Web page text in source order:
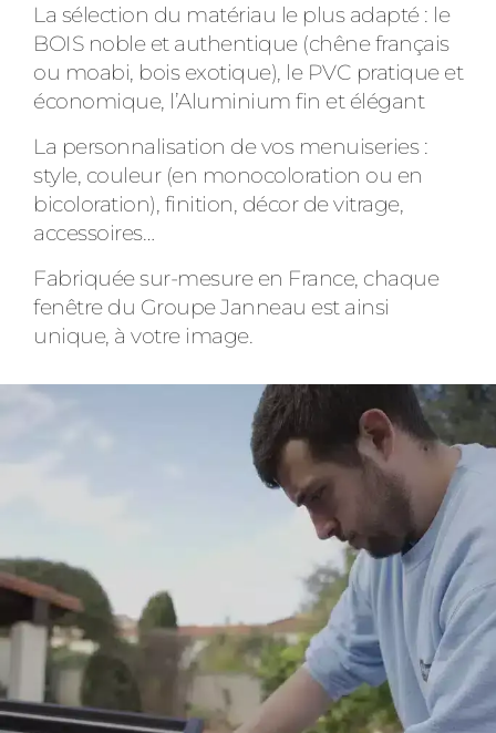
La sélection du matériau le plus adapté : le
BOIS noble et authentique (chêne français
ou moabi, bois exotique), le PVC pratique et
économique, l’Aluminium fin et élégant
La personnalisation de vos menuiseries :
style, couleur (en monocoloration ou en
bicoloration), finition, décor de vitrage,
accessoires…
Fabriquée sur-mesure en France, chaque
fenêtre du Groupe Janneau est ainsi
unique, à votre image.